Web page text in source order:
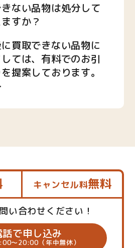
ない品物は処分して
すか？
買取できない品物に
ては、有料でのお引
提案しております。
キャンセル料無料
い合わせください！
話で申し込み
～20:00（年中無休）